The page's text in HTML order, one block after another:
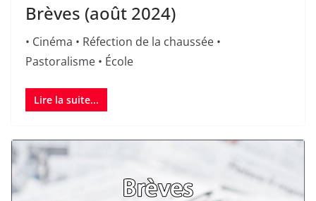
Brèves (août 2024)
• Cinéma • Réfection de la chaussée •
Pastoralisme • École
Lire la suite...